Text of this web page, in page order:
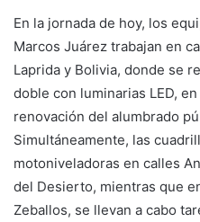
En la jornada de hoy, los
Marcos Juárez trabajan en
Laprida y Bolivia, donde se
doble con luminarias LED,
renovación del alumbrado
Simultáneamente, las
motoniveladoras en calles
del Desierto, mientras que
Zeballos, se llevan a cabo